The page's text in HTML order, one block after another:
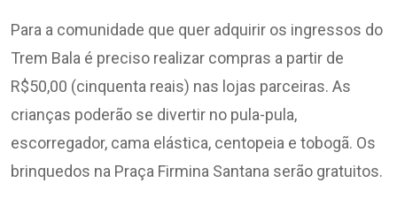
Para a comunidade que quer adquirir os ingressos do
Trem Bala é preciso realizar compras a partir de
R$50,00 (cinquenta reais) nas lojas parceiras. As
crianças poderão se divertir no pula-pula,
escorregador, cama elástica, centopeia e tobogã. Os
brinquedos na Praça Firmina Santana serão gratuitos.